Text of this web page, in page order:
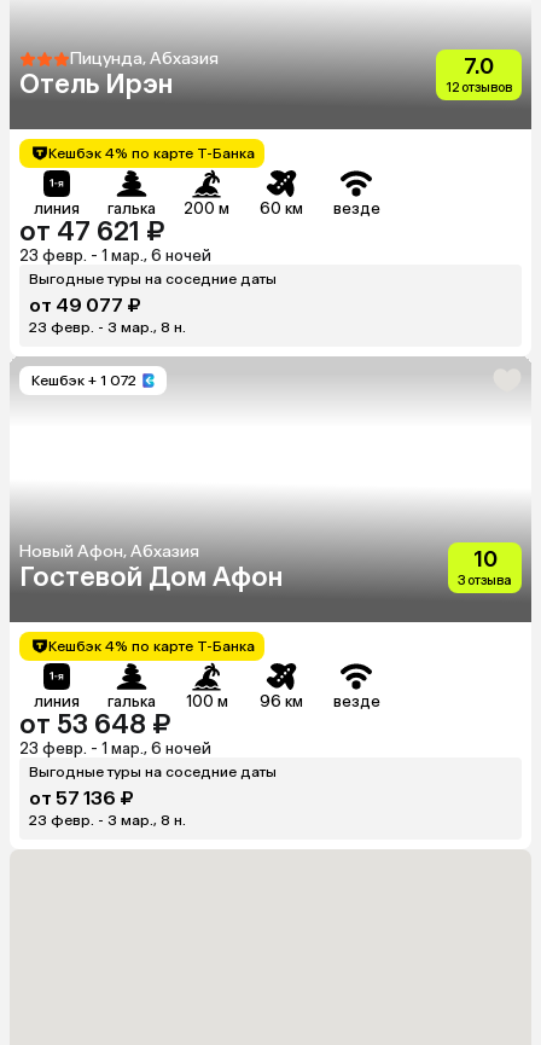
Пицунда, Абхазия
Отель Ирэн
7.0
12 отзывов
Кешбэк 4% по карте Т-Банка
линия галька 200 м 60 км везде
от 47 621 ₽
23 февр. - 1 мар., 6 ночей
Выгодные туры на соседние даты
от 49 077 ₽
23 февр. - 3 мар., 8 н.
Кешбэк + 1 072
Новый Афон, Абхазия
Гостевой Дом Афон
10
3 отзыва
Кешбэк 4% по карте Т-Банка
линия галька 100 м 96 км везде
от 53 648 ₽
23 февр. - 1 мар., 6 ночей
Выгодные туры на соседние даты
от 57 136 ₽
23 февр. - 3 мар., 8 н.